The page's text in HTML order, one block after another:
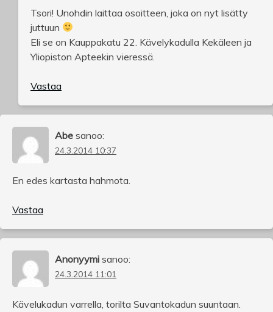
Tsori! Unohdin laittaa osoitteen, joka on nyt lisätty
juttuun
Eli se on Kauppakatu 22. Kävelykadulla Kekäleen ja
Yliopiston Apteekin vieressä.
Vastaa
Abe sanoo:
24.3.2014 10:37
En edes kartasta hahmota.
Vastaa
Anonyymi sanoo:
24.3.2014 11:01
Kävelukadun varrella, torilta Suvantokadun suuntaan.